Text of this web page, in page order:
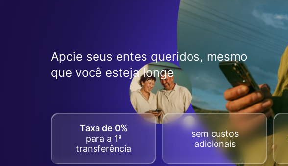
Apoie seus entes queridos, mesmo
que você esteja longe
Taxa de 0%
para a 1ª
transferência
sem custos
adicionais